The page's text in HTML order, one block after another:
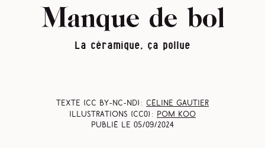
Manque de bol
La céramique, ça pollue
Texte (CC BY-NC-ND) : Céline Gautier
Illustrations (CC0) :
Pom Koo
Publié le 05/09/2024